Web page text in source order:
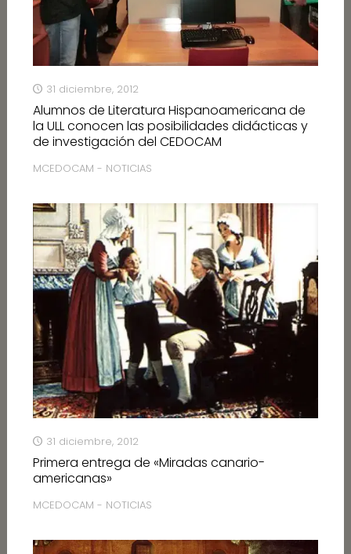
31 diciembre, 2012
Alumnos de Literatura Hispanoamericana de
la ULL conocen las posibilidades didácticas y
de investigación del CEDOCAM
MCEDOCAM - NOTICIAS
31 diciembre, 2012
Primera entrega de «Miradas canario-
americanas»
MCEDOCAM - NOTICIAS